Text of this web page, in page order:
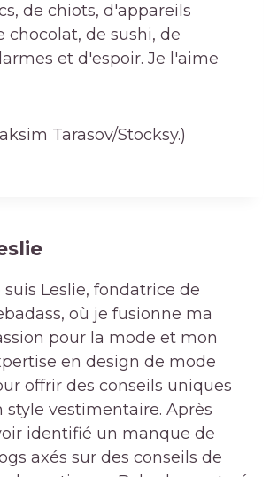
de chiots, d'appareils
chocolat, de sushi, de
et d'espoir. Je l'aime
Tarasov/Stocksy.)
suis Leslie, fondatrice de
où je fusionne ma
pour la mode et mon
en design de mode
offrir des conseils uniques
style vestimentaire. Après
identifié un manque de
axés sur des conseils de